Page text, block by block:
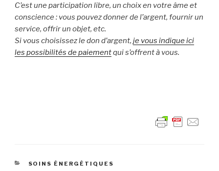
C’est une participation libre, un choix en votre âme et
conscience : vous pouvez donner de l’argent, fournir un
service, offrir un objet, etc.
Si vous choisissez le don d’argent, je vous indique ici
les possibilités de paiementqui s’offrent à vous.
CATÉGORIES
SOINS ÉNERGÉTIQUES